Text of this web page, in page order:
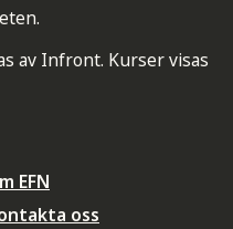
av Infront. Kurser visas
EFN
oss